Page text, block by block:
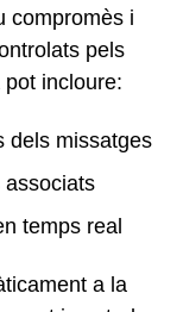
compromès i
pels
incloure:
dels missatges
associats
temps real
a la